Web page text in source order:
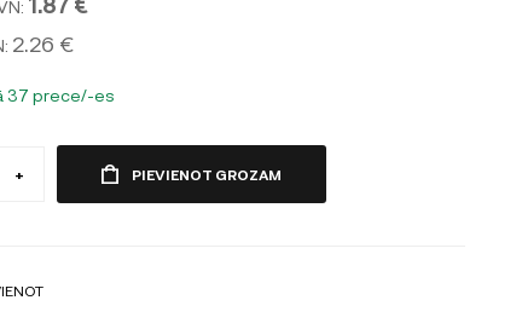
2.26 €
37 prece/-es
+ PIEVIENOT GROZAM